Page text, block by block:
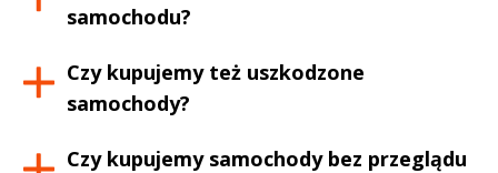
samochodu?
Czy kupujemy też uszkodzone
samochody?
Czy kupujemy samochody bez przeglądu